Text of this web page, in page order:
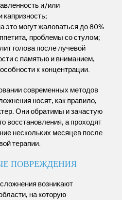
и/или
капризность;
это могут жаловаться до 80%
проблемы со стулом;
голова после лучевой
с памятью и вниманием,
к концентрации.
современных методов
носят, как правило,
Они обратимы и зачастую
восстановления, а проходят
нескольких месяцев после
терапии.
ПОВРЕЖДЕНИЯ
возникают
на которую